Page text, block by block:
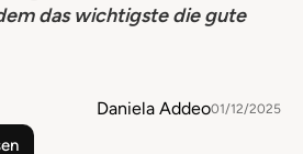
das wichtigste die gute
Daniela Addeo01/12/2025